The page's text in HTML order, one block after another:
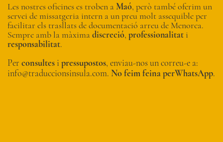
Les nostres oficines es troben a Maó, però també oferim un
servei de missatgeria intern a un preu molt assequible per
facilitar els trasllats de documentació arreu de Menorca.
Sempre amb la màxima discreció, professionalitat i
responsabilitat.
Per consultes i pressupostos, enviau-nos un correu-e a:
info@traduccionsinsula.com. No feim feina perWhatsApp.